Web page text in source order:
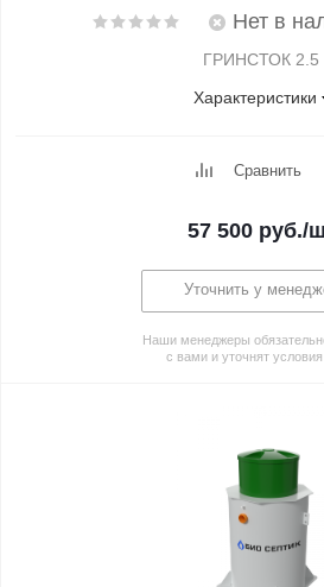
Нет в
ГРИНСТОК 2.5
Характеристики
Сравнить
57 500руб./
Уточнить у
Наши менеджеры
с вами и уточнят условия